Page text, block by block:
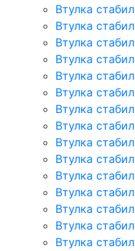
Втулка
Втулка
Втулка
Втулка
Втулка
Втулка
Втулка
Втулка
Втулка
Втулка
Втулка
Втулка
Втулка
Втулка
Втулка